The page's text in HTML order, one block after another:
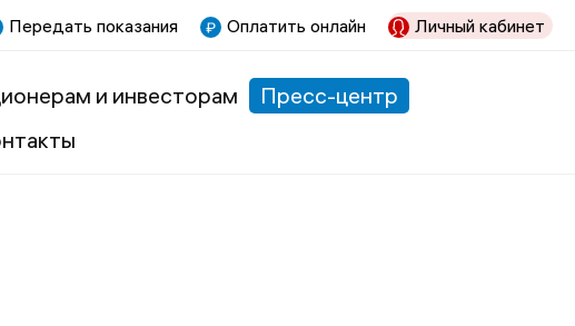
Передать показания Оплатить онлайн Личный кабинет
и инвесторам
Пресс-центр